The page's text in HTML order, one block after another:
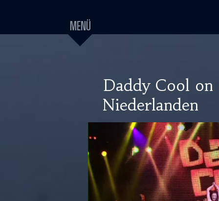
Daddy Cool
Niederlanden